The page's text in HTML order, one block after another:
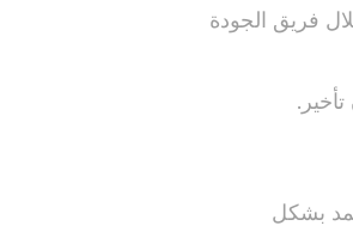
فريق الجودة
بشكل